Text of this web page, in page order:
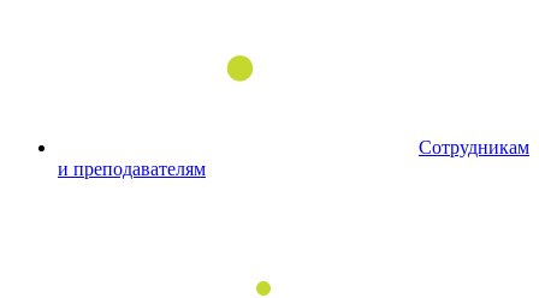
Сотрудникам
и преподавателям